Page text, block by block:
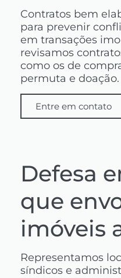
Contratos bem
para prevenir
em transações
revisamos
como os de
permuta e doação.
Entre em contato
Defesa
que
imóveis
Representamos
síndicos e